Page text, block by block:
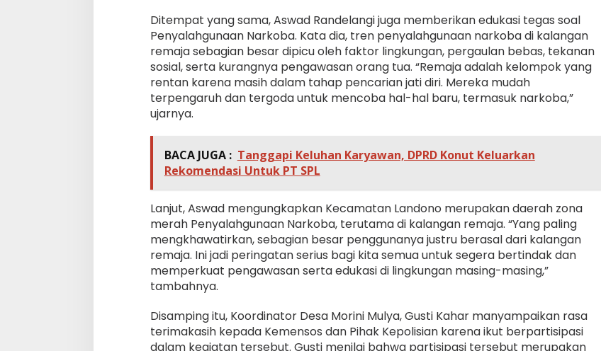
Ditempat yang sama, Aswad Randelangi juga memberikan edukasi tegas soal
Penyalahgunaan Narkoba. Kata dia, tren penyalahgunaan narkoba di kalangan
remaja sebagian besar dipicu oleh faktor lingkungan, pergaulan bebas, tekanan
sosial, serta kurangnya pengawasan orang tua. “Remaja adalah kelompok yang
rentan karena masih dalam tahap pencarian jati diri. Mereka mudah
terpengaruh dan tergoda untuk mencoba hal-hal baru, termasuk narkoba,”
ujarnya.
BACA JUGA : Tanggapi Keluhan Karyawan, DPRD Konut Keluarkan
Rekomendasi Untuk PT SPL
Lanjut, Aswad mengungkapkan Kecamatan Landono merupakan daerah zona
merah Penyalahgunaan Narkoba, terutama di kalangan remaja. “Yang paling
mengkhawatirkan, sebagian besar penggunanya justru berasal dari kalangan
remaja. Ini jadi peringatan serius bagi kita semua untuk segera bertindak dan
memperkuat pengawasan serta edukasi di lingkungan masing-masing,”
tambahnya.
Disamping itu, Koordinator Desa Morini Mulya, Gusti Kahar manyampaikan rasa
terimakasih kepada Kemensos dan Pihak Kepolisian karena ikut berpartisipasi
dalam kegiatan tersebut. Gusti menilai bahwa partisipasi tersebut merupakan